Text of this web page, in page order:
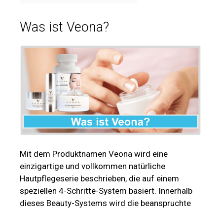
Was ist Veona?
Mit dem Produktnamen Veona wird eine
einzigartige und vollkommen natürliche
Hautpflegeserie beschrieben, die auf einem
speziellen 4-Schritte-System basiert. Innerhalb
dieses Beauty-Systems wird die beanspruchte